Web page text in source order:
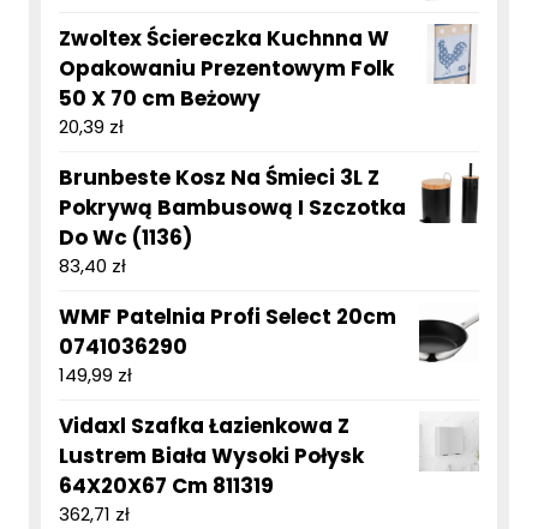
Zwoltex Ściereczka Kuchnna W
Opakowaniu Prezentowym Folk
50 X 70 cm Beżowy
20,39 zł
Brunbeste Kosz Na Śmieci 3L Z
Pokrywą Bambusową I Szczotka
Do Wc (1136)
83,40 zł
WMF Patelnia Profi Select 20cm
0741036290
149,99 zł
Vidaxl Szafka Łazienkowa Z
Lustrem Biała Wysoki Połysk
64X20X67 Cm 811319
362,71 zł